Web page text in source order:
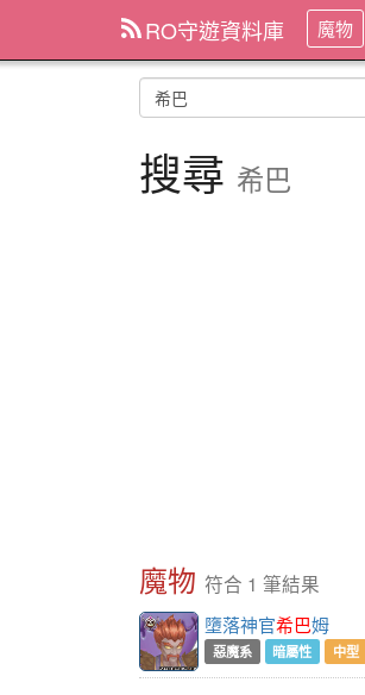
RO守遊資料庫 魔物
搜尋 希巴
魔物 符合 1 筆結果
墮落神官希巴姆
惡魔系 暗屬性 中型